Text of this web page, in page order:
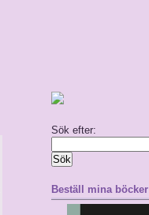
Sök efter:
Beställ mina böcker